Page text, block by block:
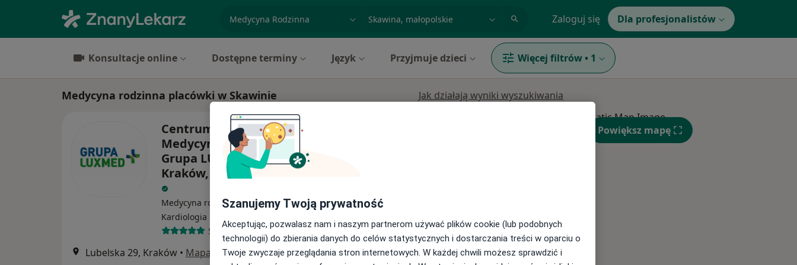
Zaloguj się Dla profesjonalistów
Konsultacje online Dostępne terminy Język Przyjmuje dzieci Więcej filtrów • 1
Medycyna rodzinna placówki w Skawinie Jak działają wyniki wyszukiwania
Centrum Medyczne
Medycyna Rodzinna
Grupa LUX MED –
Kraków, ul. Lubelska 29
Medycyna rodzinna, Interna,
Kardiologia
58 opinii
Lubelska 29, Kraków • Mapa
Wt, Śr,
Powiększ mapę
Szanujemy Twoją prywatność
Akceptując, pozwalasz nam i naszym partnerom używać plików cookie (lub podobnych
technologii) do zbierania danych do celów statystycznych i dostarczania treści w oparciu o
Twoje zwyczaje przeglądania stron internetowych. W każdej chwili możesz sprawdzić i